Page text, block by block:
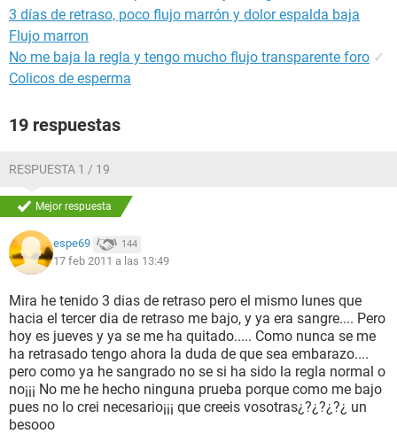
3 días de retraso, poco flujo marrón y dolor espalda baja
Flujo marron
No me baja la regla y tengo mucho flujo transparente foro ✓
Colicos de esperma
19 respuestas
RESPUESTA 1 / 19
Mejor respuesta
espe69 144
17 feb 2011 a las 13:49
Mira he tenido 3 dias de retraso pero el mismo lunes que
hacia el tercer dia de retraso me bajo, y ya era sangre.... Pero
hoy es jueves y ya se me ha quitado..... Como nunca se me
ha retrasado tengo ahora la duda de que sea embarazo....
pero como ya he sangrado no se si ha sido la regla normal o
no¡¡¡ No me he hecho ninguna prueba porque como me bajo
pues no lo crei necesario¡¡¡ que creeis vosotras¿?¿?¿?¿ un
besooo